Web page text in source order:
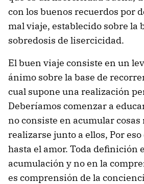
con los buenos recuerdos por
mal viaje, establecido sobre la
sobredosis de lisercicidad.
El buen viaje consiste en un
ánimo sobre la base de
cual supone una realización
Deberíamos comenzar a
no consiste en acumular
realizarse junto a ellos, Por
hasta el amor. Toda definición
acumulación y no en la
es comprensión de la